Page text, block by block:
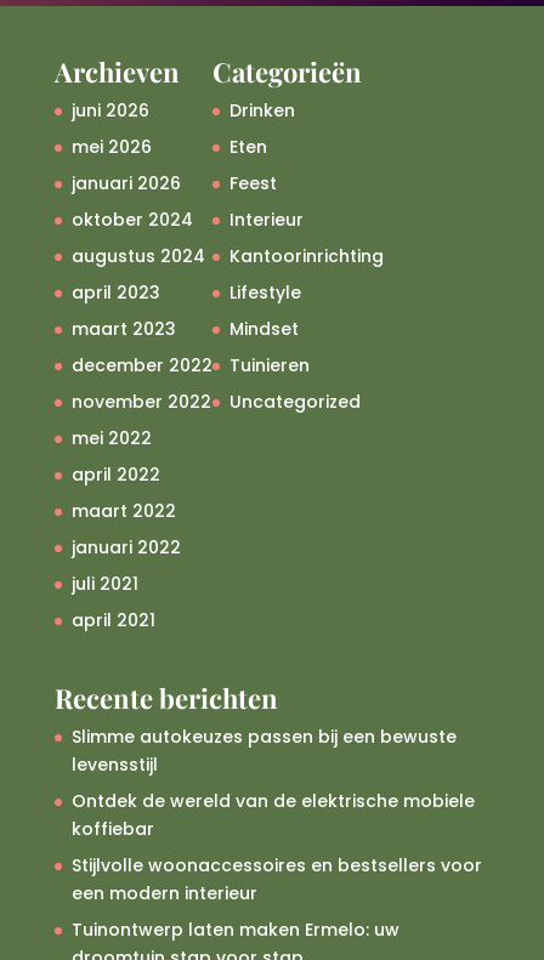
Archieven
juni 2026
mei 2026
januari 2026
oktober 2024
augustus 2024
april 2023
maart 2023
december 2022
november 2022
mei 2022
april 2022
maart 2022
januari 2022
juli 2021
april 2021
Categorieën
Drinken
Eten
Feest
Interieur
Kantoorinrichting
Lifestyle
Mindset
Tuinieren
Uncategorized
Recente berichten
Slimme autokeuzes passen bij een bewuste
levensstijl
Ontdek de wereld van de elektrische mobiele
koffiebar
Stijlvolle woonaccessoires en bestsellers voor
een modern interieur
Tuinontwerp laten maken Ermelo: uw